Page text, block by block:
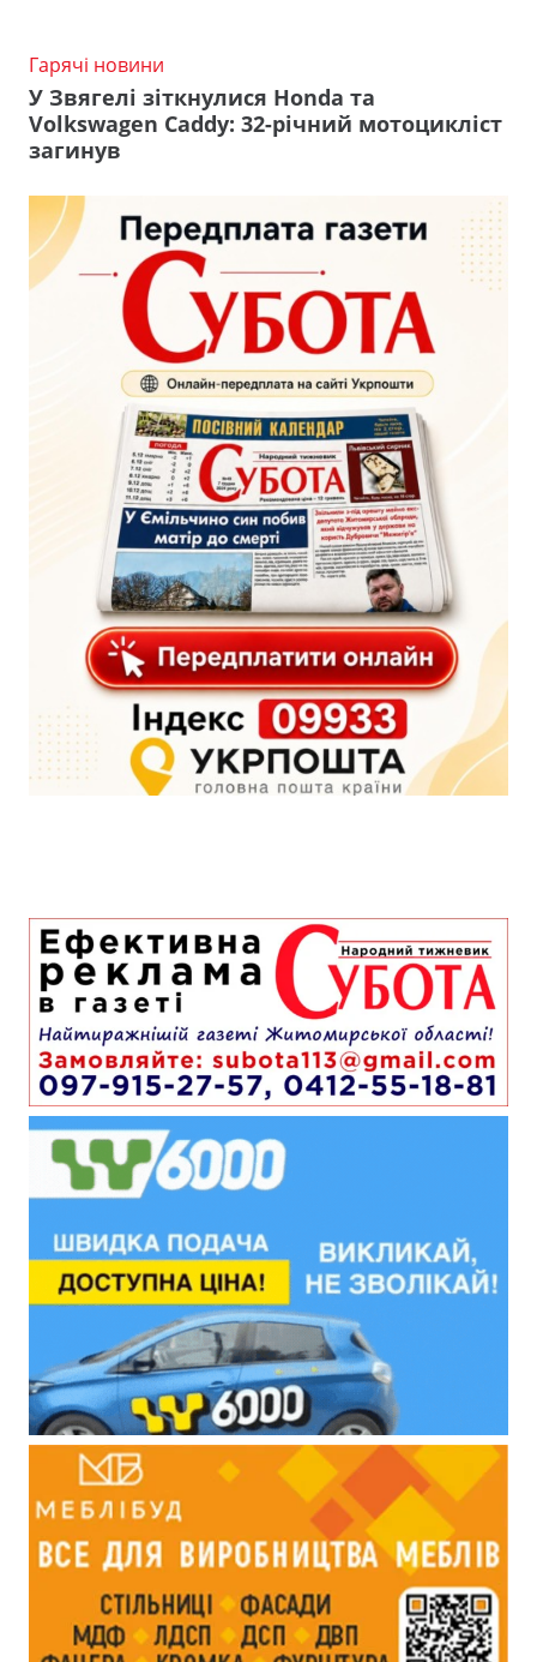
Гарячі новини
У Звягелі зіткнулися Honda та
Volkswagen Caddy: 32-річний мотоцикліст
загинув